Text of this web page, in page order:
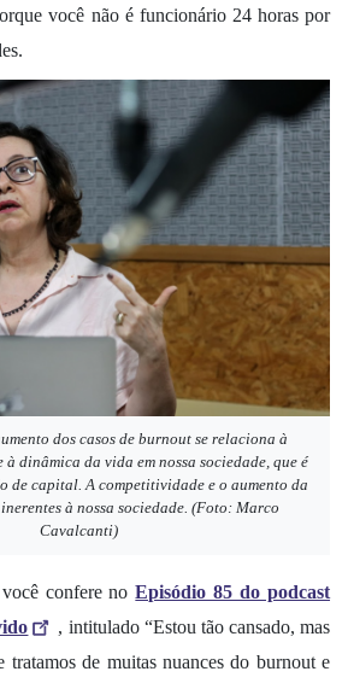
você não é funcionário 24 horas por
dos casos de burnout se relaciona à
dinâmica da vida em nossa sociedade, que é
de capital. A competitividade e o aumento da
à nossa sociedade. (Foto: Marco
Cavalcanti)
você confere noEpisódio 85 do podcast
, intitulado “Estou tão cansado, mas
tratamos de muitas nuances do burnout e